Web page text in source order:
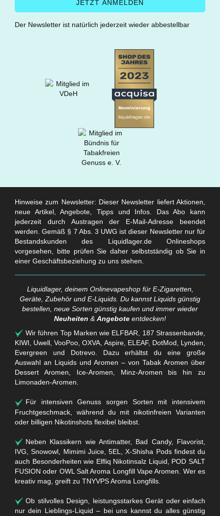
Der Newsletter ist natürlich jederzeit wieder abbestellbar
Hinweise zum Newsletter: Dieser Newsletter liefert Aktionen,
neue Artikel, Angebote, Tipps und Infos. Das Abo kann
jederzeit durch Austragen der E-Mail-Adresse beendet
werden. Gemäß § 7 Abs. 3 UWG ist dieser Newsletter nur für
Bestandskunden des Liquidlager.de Onlineshops
vorgesehen, bitte prüfen Sie daher selbstständig ob Sie in
einer Geschäftsbeziehung zu uns stehen.
Liquidlager, deinem Onlinevapeshop für E-Zigaretten,
Geräte, Zubehör und E-Liquids. Du kannst Liquids günstig
bestellen, neue Sorten günstig kaufen und immer wieder
Neuheiten & Angebote entdecken!
Wir führen Top Marken wie ELFBAR, 187 Strassenbande,
KIWI, Uwell, VooPoo, OXVA, Aspire, ELEAF, DotMod, Lynden,
Evergreen und Dotrevo. Dazu erhältst du eine große
Auswahl an Liquids und Aromen – von Tabak Aromen über
Dessert Aromen, Ice-Aromen, Minz-Aromen bis hin zu
Limonaden-Aromen.
Für intensiven Genuss sorgen Sorten mit intensivem
Fruchtgeschmack, während du mit nikotinfreien Varianten
oder billigen Nikotinshots flexibel bleibst.
Neben Klassikern wie Antimatter, Bad Candy, Flavorist,
IVG, Snowowl, Mimimi Juice, 5EL, X-Shisha Pods findest du
auch Besonderheiten wie Elfliq Nikotinsalz Liquid, POD SALT
FUSION oder OWL Salt Aroma Longfill Vape Aromen. Wer es
kreativ mag, greift zu TNYVPS Aroma Longfills.
Ob stilvolles Design, leistungsstarkes Gerät oder einfach
nur dein Lieblings-Liquid – bei uns kannst du alles günstig